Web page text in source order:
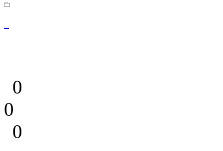
0
0
0